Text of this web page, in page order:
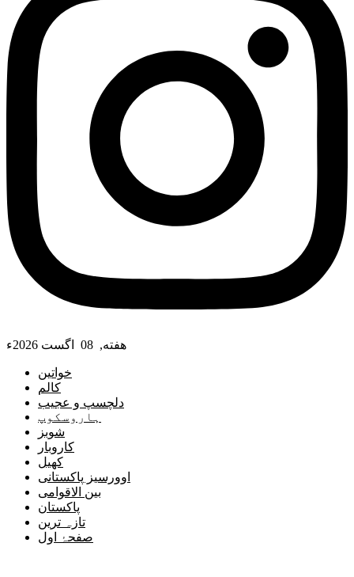
هفته, 08 اگست 2026ء
خواتین
کالم
دلچسپ و عجیب
ہاروسکوپ
شوبز
کاروبار
کھیل
اوورسیز پاکستانی
بین الاقوامی
پاکستان
تازہ ترین
صفحۂ اول